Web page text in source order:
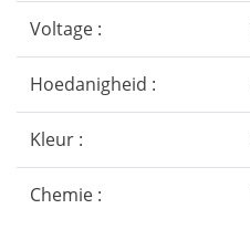
Voltage :
Hoedanigheid :
Kleur :
Chemie :